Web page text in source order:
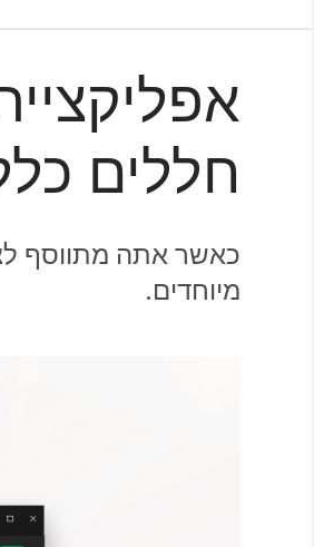
חללים
כאשר אתה מתווסף
מיוחדים.